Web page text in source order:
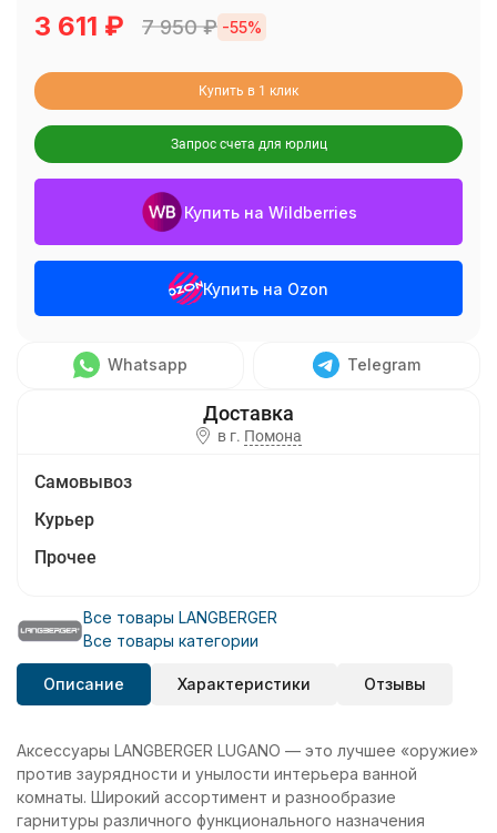
3 611 ₽ 7 950₽ -55%
Купить в 1 клик
Запрос счета для юрлиц
Купить на Wildberries
Купить на Ozon
Whatsapp Telegram
в г. Помона
Самовывоз
Курьер
Прочее
Все товары LANGBERGER
Все товары категории
Описание Характеристики Отзывы
Аксессуары LANGBERGER LUGANO — это лучшее «оружие»
против заурядности и унылости интерьера ванной
комнаты. Широкий ассортимент и разнообразие
гарнитуры различного функционального назначения